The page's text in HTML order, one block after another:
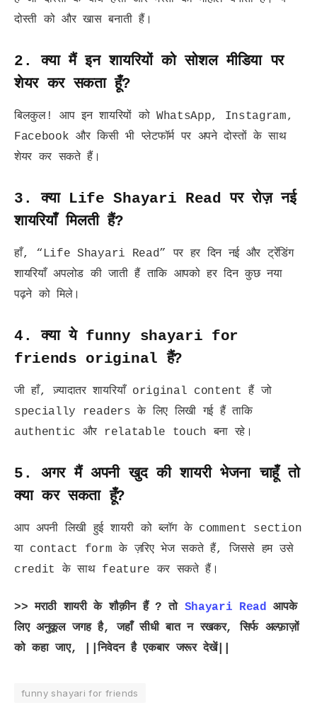
दोस्ती को और खास बनाती हैं।
2. क्या मैं इन शायरियों को सोशल मीडिया पर
शेयर कर सकता हूँ?
बिलकुल! आप इन शायरियों को WhatsApp, Instagram,
Facebook और किसी भी प्लेटफॉर्म पर अपने दोस्तों के साथ
शेयर कर सकते हैं।
3. क्या Life Shayari Read पर रोज़ नई
शायरियाँ मिलती हैं?
हाँ, “Life Shayari Read” पर हर दिन नई और ट्रेंडिंग
शायरियाँ अपलोड की जाती हैं ताकि आपको हर दिन कुछ नया
पढ़ने को मिले।
4. क्या ये funny shayari for
friends original हैं?
जी हाँ, ज़्यादातर शायरियाँ original content हैं जो
specially readers के लिए लिखी गई हैं ताकि
authentic और relatable touch बना रहे।
5. अगर मैं अपनी खुद की शायरी भेजना चाहूँ तो
क्या कर सकता हूँ?
आप अपनी लिखी हुई शायरी को ब्लॉग के comment section
या contact form के ज़रिए भेज सकते हैं, जिससे हम उसे
credit के साथ feature कर सकते हैं।
>> मराठी शायरी के शौक़ीन हैं ? तो Shayari Read आपके
लिए अनुकूल जगह है, जहाँ सीधी बात न रखकर, सिर्फ अल्फ़ाज़ों
को कहा जाए, ||निवेदन है एकबार जरूर देखें||
funny shayari for friends